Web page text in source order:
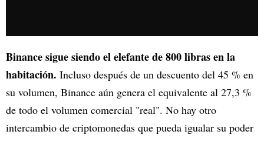
Binance sigue siendo el elefante de 800 libras en la
habitación. Incluso después de un descuento del 45 % en
su volumen, Binance aún genera el equivalente al 27,3 %
de todo el volumen comercial "real". No hay otro
intercambio de criptomonedas que pueda igualar su poder